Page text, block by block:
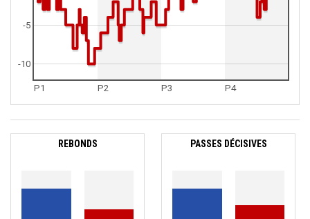
P1 P2 P3 P4
-10
-5
REBONDS PASSES DÉCISIVES